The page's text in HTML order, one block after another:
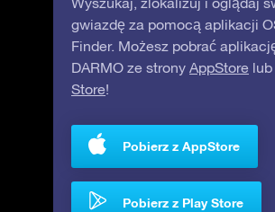
gwiazdę za pomocą aplikacji
Finder. Możesz pobrać
DARMO ze strony AppStore lub
Store!
Pobierz z AppStore
Pobierz z Play Store